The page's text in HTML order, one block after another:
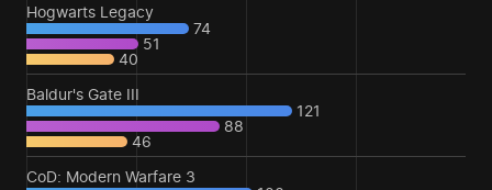
Hogwarts Legacy
74
51
40
Baldur's Gate III
121
88
46
CoD: Modern Warfare 3